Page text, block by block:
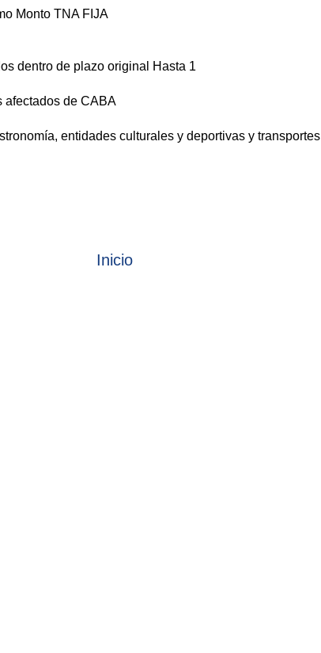
Monto TNA FIJA
dentro de plazo original
Hasta 1
de CABA
entidades culturales y deportivas y transportes
Inicio